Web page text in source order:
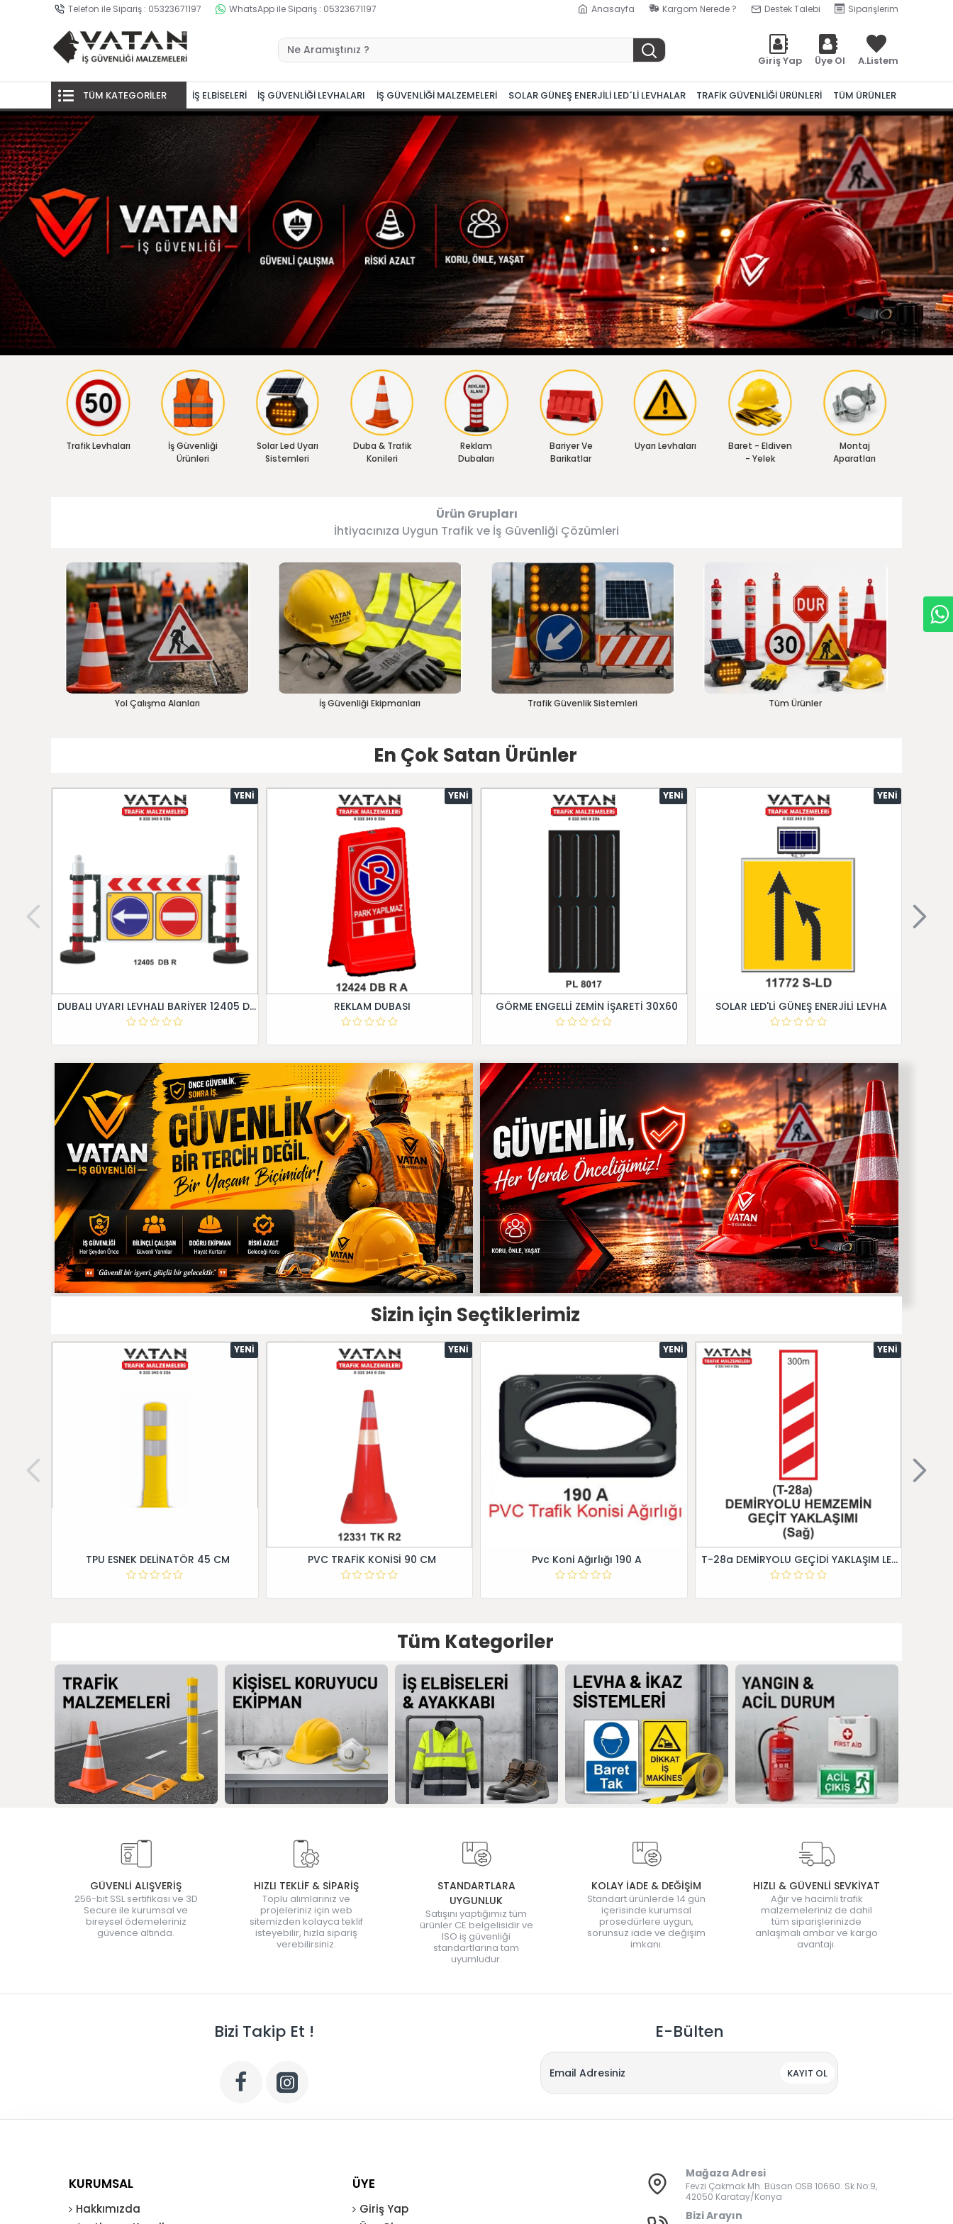
Telefon ile Sipariş : 05323671197 WhatsApp ile Sipariş : 05323671197 Anasayfa Kargom Nerede ? Destek Talebi Siparişlerim
Giriş Yap Üye Ol A.Listem
TÜM KATEGORİLER İŞ ELBİSELERİ İŞ GÜVENLİĞİ LEVHALARI İŞ GÜVENLİĞİ MALZEMELERİ SOLAR GÜNEŞ ENERJİLİ LED´Lİ LEVHALAR TRAFİK GÜVENLİĞİ ÜRÜNLERİ TÜM ÜRÜNLER
Trafik Levhaları
İş Güvenliği
Ürünleri
Solar Led Uyarı
Sistemleri
Duba & Trafik
Konileri
Reklam
Dubaları
Bariyer Ve
Barikatlar
Uyarı Levhaları
Baret - Eldiven
- Yelek
Montaj
Aparatları
Ürün Grupları
İhtiyacınıza Uygun Trafik ve İş Güvenliği Çözümleri
Yol Çalışma Alanları İş Güvenliği Ekipmanları Trafik Güvenlik Sistemleri Tüm Ürünler
En Çok Satan Ürünler
YENI
DUBALI UYARI LEVHALI BARİYER 12405 DB R
YENI
REKLAM DUBASI
YENI
GÖRME ENGELLİ ZEMİN İŞARETİ 30X60
YENI
SOLAR LED'Lİ GÜNEŞ ENERJİLİ LEVHA
Sizin için Seçtiklerimiz
YENI
TPU ESNEK DELİNATÖR 45 CM
YENI
PVC TRAFİK KONİSİ 90 CM
YENI
Pvc Koni Ağırlığı 190 A
YENI
T-28a DEMİRYOLU GEÇİDİ YAKLAŞIM LEVHALARI (Sağ)
Tüm Kategoriler
GÜVENLİ ALIŞVERİŞ
256-bit SSL sertifikası ve 3D
Secure ile kurumsal ve
bireysel ödemeleriniz
güvence altında.
HIZLI TEKLİF & SİPARİŞ
Toplu alımlarınız ve
projeleriniz için web
sitemizden kolayca teklif
isteyebilir, hızla sipariş
verebilirsiniz.
STANDARTLARA
UYGUNLUK
Satışını yaptığımız tüm
ürünler CE belgelisidir ve
ISO iş güvenliği
standartlarına tam
uyumludur.
KOLAY İADE & DEĞİŞİM
Standart ürünlerde 14 gün
içerisinde kurumsal
prosedürlere uygun,
sorunsuz iade ve değişim
imkanı.
HIZLI & GÜVENLİ SEVKİYAT
Ağır ve hacimli trafik
malzemeleriniz de dahil
tüm siparişlerinizde
anlaşmalı ambar ve kargo
avantajı.
Bizi Takip Et ! E-Bülten
KAYIT OL
KURUMSAL
Hakkımızda
ÜYE
Giriş Yap
Mağaza Adresi
Fevzi Çakmak Mh. Büsan OSB 10660. Sk No:9,
42050 Karatay/Konya
Bizi Arayın